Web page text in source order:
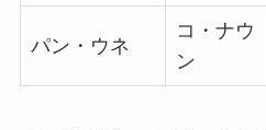
パン・ウネ
コ・ナウ
ン